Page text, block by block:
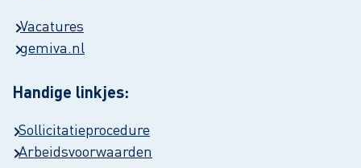
Vacatures
gemiva.nl
Handige linkjes:
Sollicitatieprocedure
Arbeidsvoorwaarden